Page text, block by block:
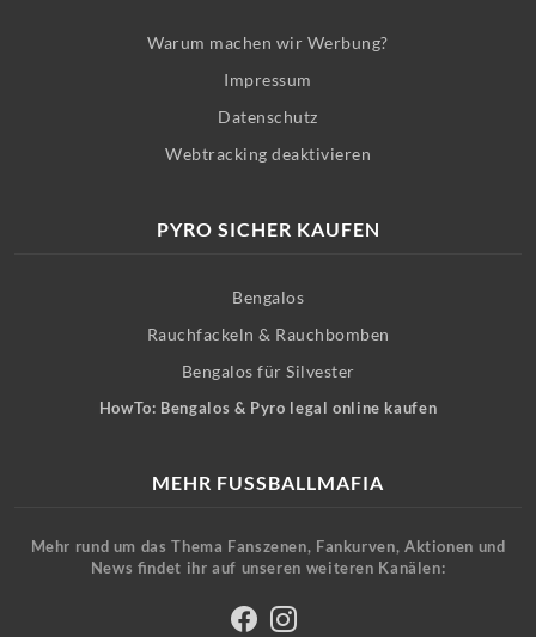
Warum machen wir Werbung?
Impressum
Datenschutz
Webtracking deaktivieren
PYRO SICHER KAUFEN
Bengalos
Rauchfackeln & Rauchbomben
Bengalos für Silvester
HowTo: Bengalos & Pyro legal online kaufen
MEHR FUSSBALLMAFIA
Mehr rund um das Thema Fanszenen, Fankurven, Aktionen und
News findet ihr auf unseren weiteren Kanälen: